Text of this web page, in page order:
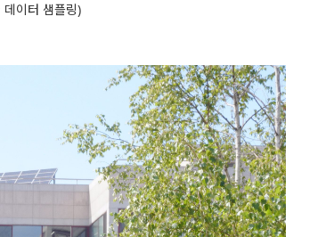
이터 샘플링)